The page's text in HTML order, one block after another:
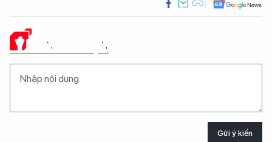
Ý KIẾN CỦA BẠN
Gửi ý kiến